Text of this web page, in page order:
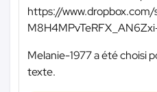
https://
Melanie-1977 a été choisi
texte.